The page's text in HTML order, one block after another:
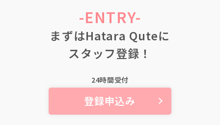
-ENTRY-
まずはHatara Quteに
スタッフ登録！
24時間受付
登録申込み